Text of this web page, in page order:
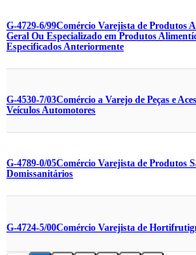
G-4729-6/99Comércio Varejista de Produtos
Geral Ou Especializado em Produtos
Especificados Anteriormente
G-4530-7/03Comércio a Varejo de Peças e
Veículos Automotores
G-4789-0/05Comércio Varejista de Produtos
Domissanitários
G-4724-5/00Comércio Varejista de